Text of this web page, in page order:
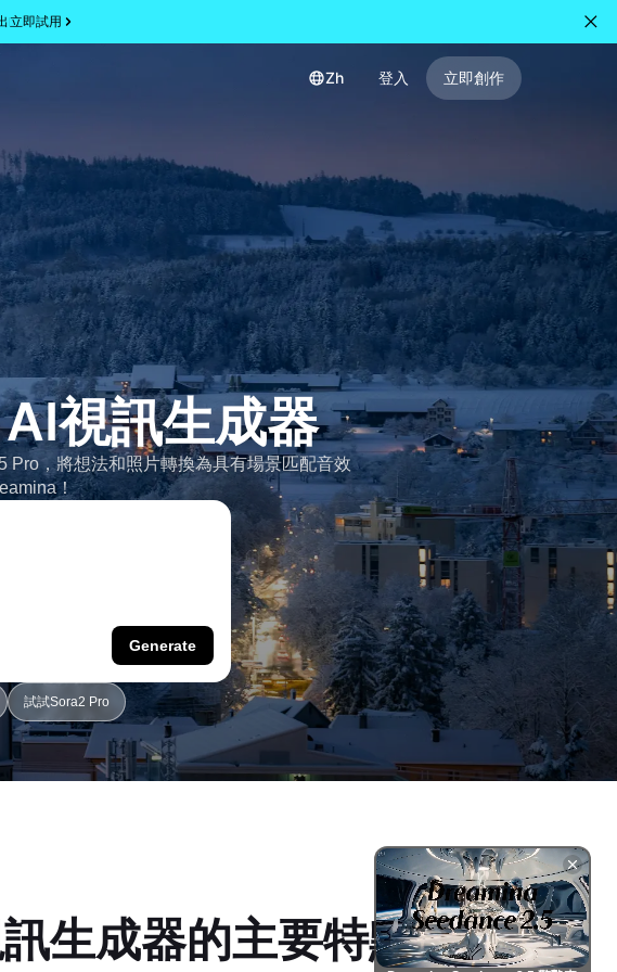
立即試用
Zh 登入 立即創作
視訊生成器
Pro，將想法和照片轉換為具有場景匹配音效
！
Generate
試試Sora2 Pro
生成器的主要特點